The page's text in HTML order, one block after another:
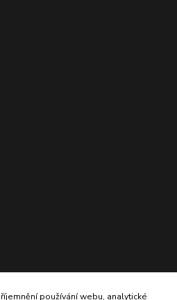
používání webu, analytické